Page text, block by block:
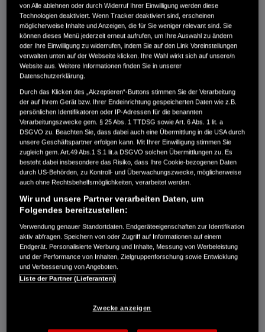
MWST. NICHT AUSWEISBAR
3.900 €
Außenfarbe
crystal black pearl
Kilometerstand
166.000 km
Kraftstoffart
Super
Getriebe
Automatik
Türen
5
Leistung
61 kW / 83 PS
Hubraum
1.339 cm³
Erstzulassung
10.2007
Bauart
Limousine
AUTO HARKE GMBH
Randersweide 59-63
21035 Hamburg
+49 40 735 935 0
DETAILS
von Alle ablehnen oder durch Widerruf Ihrer Einwilligung werden diese
Technologien deaktiviert. Wenn Tracker deaktiviert sind, erscheinen
möglicherweise Inhalte und Anzeigen, die für Sie weniger relevant sind. Sie
können dieses Menü jederzeit erneut aufrufen, um Ihre Auswahl zu ändern
oder Ihre Einwilligung zu widerrufen, indem Sie auf den Link Voreinstellungen
verwalten unten auf der Webseite klicken. Ihre Wahl wirkt sich auf unsere/n
Website aus. Weitere Informationen finden Sie in unserer
Datenschutzerklärung.
Durch das Klicken des „Akzeptieren“-Buttons stimmen Sie der Verarbeitung
der auf Ihrem Gerät bzw. Ihrer Endeinrichtung gespeicherten Daten wie z.B.
persönlichen Identifikatoren oder IP-Adressen für die benannten
Verarbeitungszwecke gem. § 25 Abs. 1 TTDSG sowie Art. 6 Abs. 1 lit. a
DSGVO zu. Beachten Sie, dass dabei auch eine Übermittlung in die USA durch
unsere Geschäftspartner erfolgen kann. Mit Ihrer Einwilligung stimmen Sie
zugleich gem. Art.49 Abs.1 S.1 lit.a DSGVO solchen Übermittlungen zu. Es
besteht dabei insbesondere das Risiko, dass Ihre Cookie-bezogenen Daten
durch US-Behörden, zu Kontroll- und Überwachungszwecke, möglicherweise
auch ohne Rechtsbehelfsmöglichkeiten, verarbeitet werden.
Wir und unsere Partner verarbeiten Daten, um
Folgendes bereitzustellen:
Verwendung genauer Standortdaten. Endgeräteeigenschaften zur Identifikation
aktiv abfragen. Speichern von oder Zugriff auf Informationen auf einem
Endgerät. Personalisierte Werbung und Inhalte, Messung von Werbeleistung
und der Performance von Inhalten, Zielgruppenforschung sowie Entwicklung
und Verbesserung von Angeboten.
Liste der Partner (Lieferanten)
Zwecke anzeigen